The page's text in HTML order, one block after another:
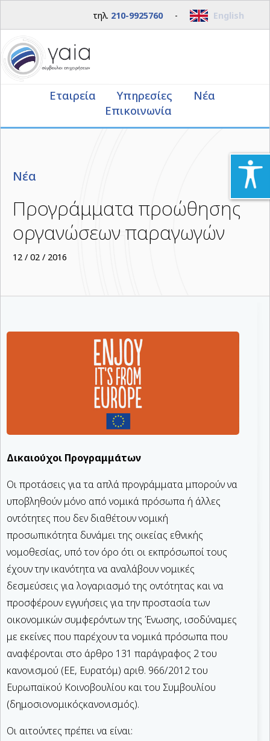
τηλ. 210-9925760- English
Εταιρεία Υπηρεσίες
Νέα
Επικοινωνία
Νέα
Προγράμματα προώθησης
οργανώσεων παραγωγών
12 / 02 / 2016
Δικαιούχοι Προγραμμάτων
Οι προτάσεις για τα απλά προγράμματα μπορούν να
υποβληθούν μόνο από νομικά πρόσωπα ή άλλες
οντότητες που δεν διαθέτουν νομική
προσωπικότητα δυνάμει της οικείας εθνικής
νομοθεσίας, υπό τον όρο ότι οι εκπρόσωποί τους
έχουν την ικανότητα να αναλάβουν νομικές
δεσμεύσεις για λογαριασμό της οντότητας και να
προσφέρουν εγγυήσεις για την προστασία των
οικονο­μικών συμφερόντων της Ένωσης, ισοδύναμες
με εκείνες που παρέχουν τα νομικά πρόσωπα που
αναφέρονται στο άρθρο 131 παράγραφος 2 του
κανονισμού (ΕΕ, Ευρατόμ) αριθ. 966/2012 του
Ευρωπαϊκού Κοινοβουλίου και του Συμβουλίου
(δημοσιο­νομικόςκανονισμός).
Οι αιτούντες πρέπει να είναι: